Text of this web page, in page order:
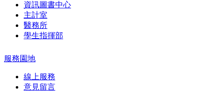
資訊圖書中心
主計室
醫務所
學生指揮部
服務園地
線上服務
意見留言